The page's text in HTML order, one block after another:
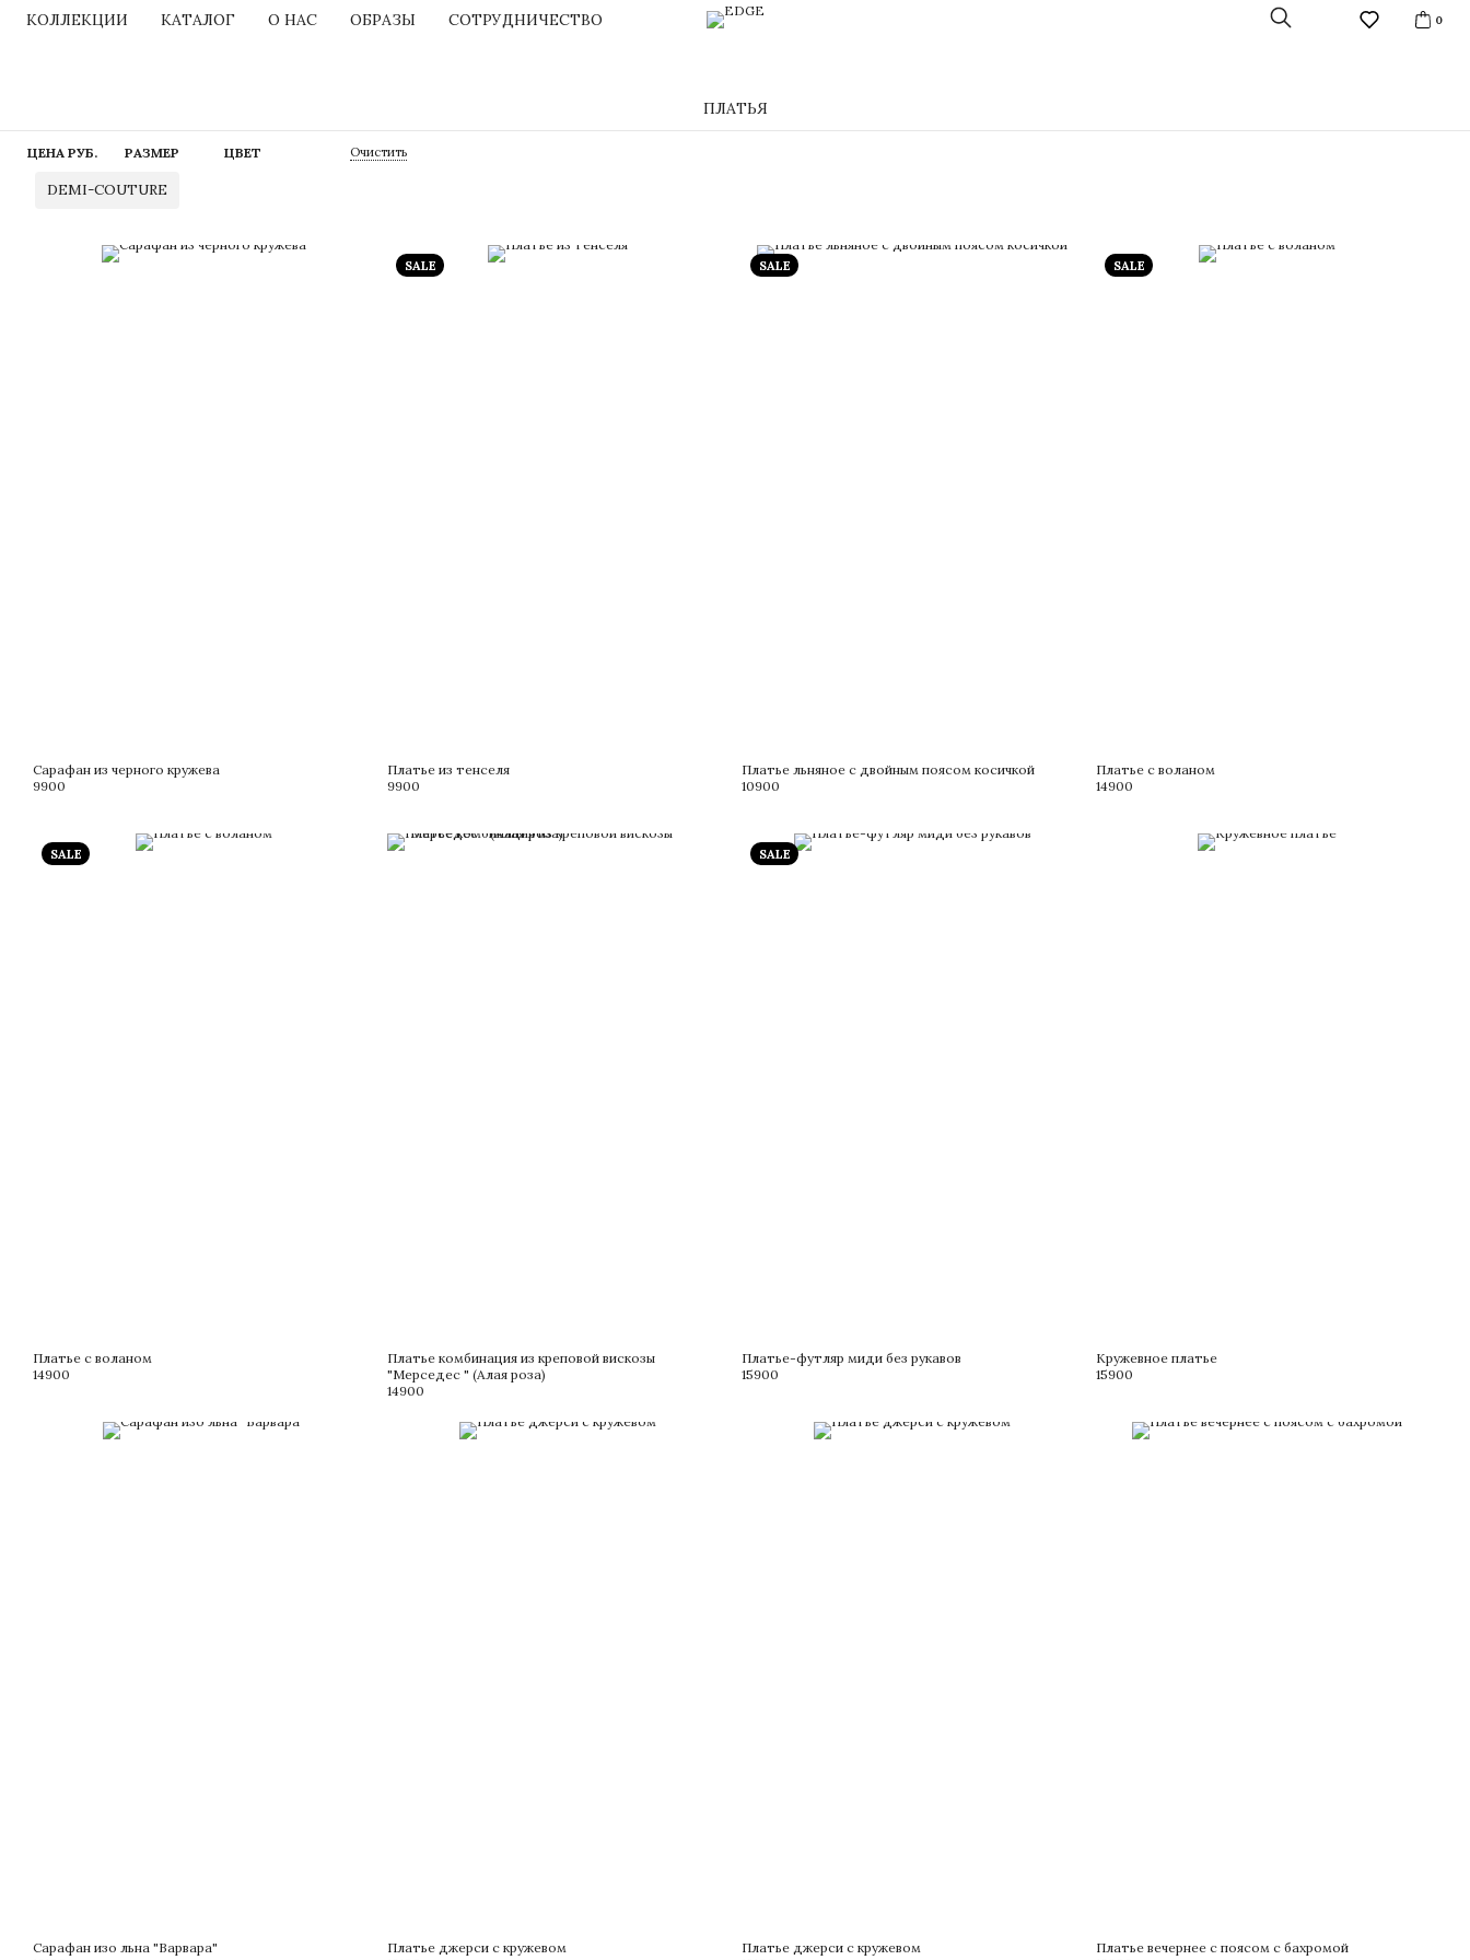
КОЛЛЕКЦИИ КАТАЛОГ О НАС ОБРАЗЫ СОТРУДНИЧЕСТВО 0
ПЛАТЬЯ
ЦЕНА РУБ. РАЗМЕР ЦВЕТ Очистить
DEMI-COUTURE
Сарафан из черного кружева
9900
SALE
Платье из тенселя
9900
SALE
Платье льняное с двойным поясом косичкой
10900
SALE
Платье с воланом
14900
SALE
Платье с воланом
14900
Платье комбинация из креповой вискозы
"Мерседес " (Алая роза)
14900
SALE
Платье-футляр миди без рукавов
15900
Кружевное платье
15900
Сарафан изо льна "Варвара"
Платье джерси с кружевом
Платье джерси с кружевом
Платье вечернее с поясом с бахромой